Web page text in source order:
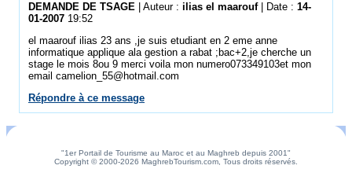
DEMANDE DE TSAGE | Auteur : ilias el maarouf| Date : 14-
01-2007 19:52
el maarouf ilias 23 ans ,je suis etudiant en 2 eme anne
informatique applique ala gestion a rabat ;bac+2,je cherche un
stage le mois 8ou 9 merci voila mon numero073349103et mon
email camelion_55@hotmail.com
Répondre à ce message
"1er Portail de Tourisme au Maroc et au Maghreb depuis 2001"
Copyright © 2000-2026 MaghrebTourism.com, Tous droits réservés.